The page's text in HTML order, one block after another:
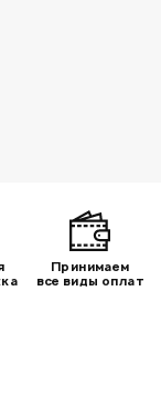
Принимаем
все виды оплат